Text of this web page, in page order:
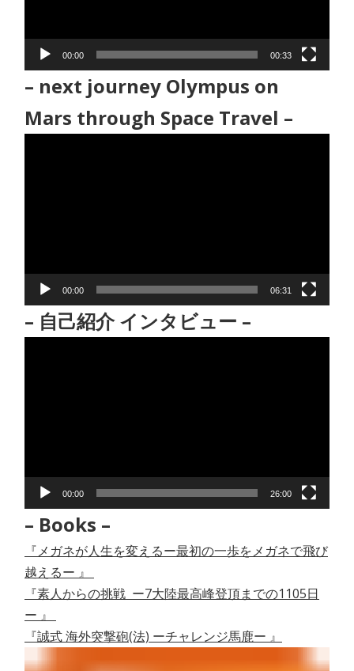
ー
00:00 00:33
– next journey Olympus on
Mars through Space Travel –
ー
00:00 06:31
– 自己紹介 インタビュー –
ー
00:00 26:00
– Books –
『メガネが人生を変えるー最初の一歩をメガネで飛び
越えるー 』
『素人からの挑戦 ー7大陸最高峰登頂までの1105日
ー 』
『誠式 海外突撃砲(法) ーチャレンジ馬鹿ー 』